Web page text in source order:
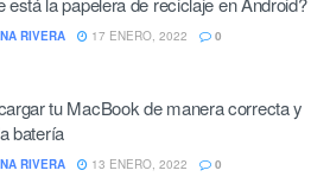
RIVERA 17 ENERO, 2022 0
tu MacBook de manera correcta y
batería
RIVERA 13 ENERO, 2022 0